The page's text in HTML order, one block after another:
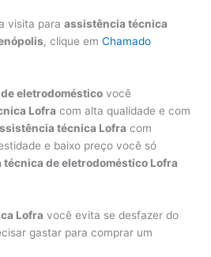
visita paraassistência técnica
, clique emChamado
eletrodoméstico você
Lofra com alta qualidade e com
técnica Lofra com
e baixo preço você só
de eletrodoméstico Lofra
Lofra você evita se desfazer do
gastar para comprar um